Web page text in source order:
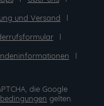
und Versand
die Google
gelten.